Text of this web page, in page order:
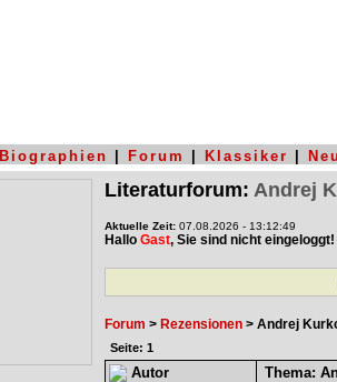
Biographien Forum Klassiker Neu
Literaturforum: Andrej
Aktuelle Zeit: 07.08.2026 - 13:12:49
Hallo Gast, Sie sind nicht eingeloggt!
Forum > Rezensionen > Andrej
Seite: 1
Autor
Thema: